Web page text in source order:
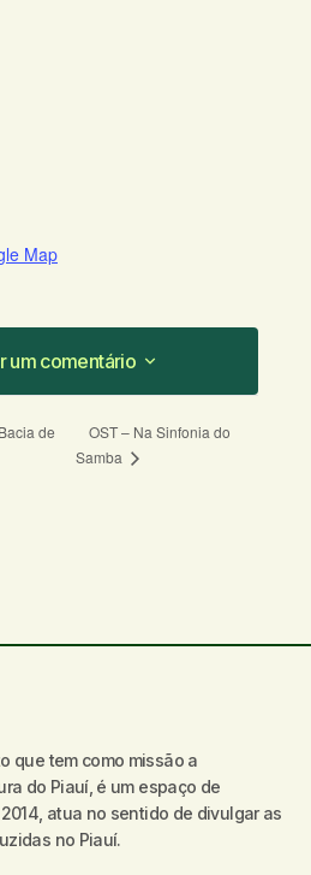
Map
um comentário
um comentário
de
OST – Na Sinfonia do
Samba
que tem como missão a
do Piauí, é um espaço de
atua no sentido de divulgar as
no Piauí.